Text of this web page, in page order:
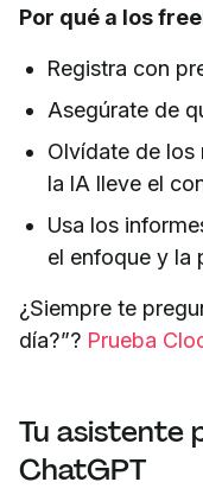
Por qué a los
Registra con
Asegúrate de
Olvídate de los
la IA lleve el
Usa los
el enfoque y la
¿Siempre te
día?”? Prueba
Tu asistente
ChatGPT